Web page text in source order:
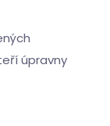
úpravny